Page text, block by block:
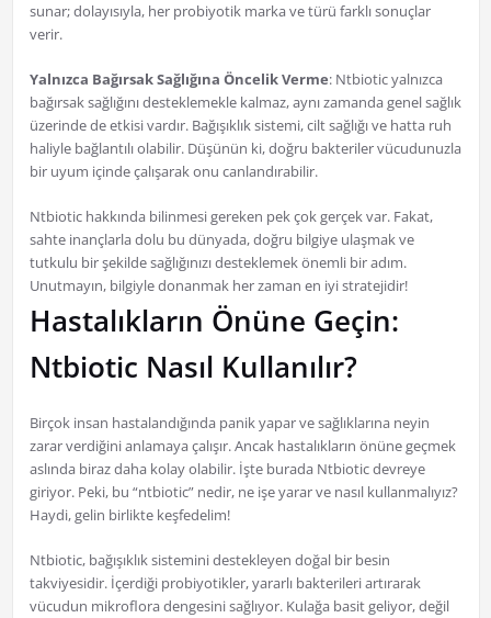
sunar; dolayısıyla, her probiyotik marka ve türü farklı sonuçlar
verir.
Yalnızca Bağırsak Sağlığına Öncelik Verme: Ntbiotic yalnızca
bağırsak sağlığını desteklemekle kalmaz, aynı zamanda genel sağlık
üzerinde de etkisi vardır. Bağışıklık sistemi, cilt sağlığı ve hatta ruh
haliyle bağlantılı olabilir. Düşünün ki, doğru bakteriler vücudunuzla
bir uyum içinde çalışarak onu canlandırabilir.
Ntbiotic hakkında bilinmesi gereken pek çok gerçek var. Fakat,
sahte inançlarla dolu bu dünyada, doğru bilgiye ulaşmak ve
tutkulu bir şekilde sağlığınızı desteklemek önemli bir adım.
Unutmayın, bilgiyle donanmak her zaman en iyi stratejidir!
Hastalıkların Önüne Geçin:
Ntbiotic Nasıl Kullanılır?
Birçok insan hastalandığında panik yapar ve sağlıklarına neyin
zarar verdiğini anlamaya çalışır. Ancak hastalıkların önüne geçmek
aslında biraz daha kolay olabilir. İşte burada Ntbiotic devreye
giriyor. Peki, bu “ntbiotic” nedir, ne işe yarar ve nasıl kullanmalıyız?
Haydi, gelin birlikte keşfedelim!
Ntbiotic, bağışıklık sistemini destekleyen doğal bir besin
takviyesidir. İçerdiği probiyotikler, yararlı bakterileri artırarak
vücudun mikroflora dengesini sağlıyor. Kulağa basit geliyor, değil